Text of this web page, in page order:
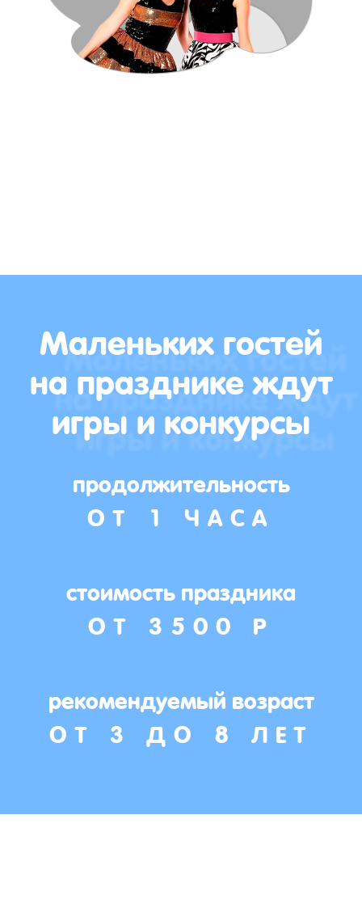
Маленьких гостей
на празднике ждут
игры и конкурсы
продолжительность
ОТ 1 ЧАСА
стоимость праздника
ОТ 3500 Р
рекомендуемый возраст
ОТ 3 ДО 8 ЛЕТ